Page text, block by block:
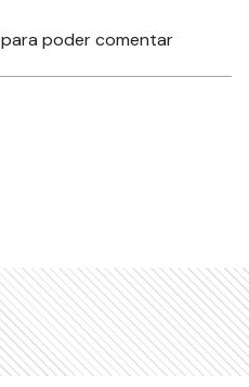
para poder comentar